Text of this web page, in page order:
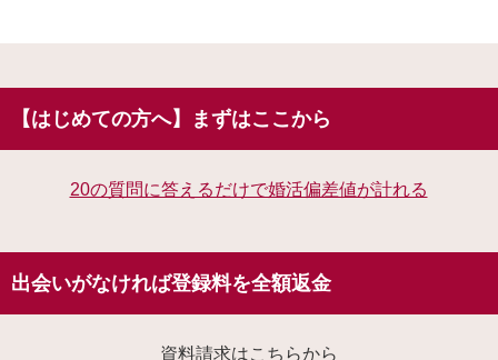
【はじめての方へ】まずはここから
20の質問に答えるだけで婚活偏差値が計れる
出会いがなければ登録料を全額返金
資料請求はこちらから